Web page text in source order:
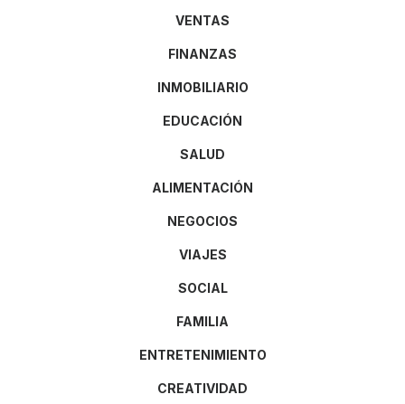
VENTAS
FINANZAS
INMOBILIARIO
EDUCACIÓN
SALUD
ALIMENTACIÓN
NEGOCIOS
VIAJES
SOCIAL
FAMILIA
ENTRETENIMIENTO
CREATIVIDAD